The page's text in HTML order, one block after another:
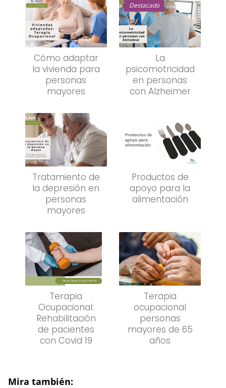
Cómo adaptar
la vivienda para
personas
mayores
Destacado
La
psicomotricidad
en personas
con Alzheimer
Tratamiento de
la depresión en
personas
mayores
Productos de
apoyo para la
alimentación
Terapia
Ocupacional:
Rehabilitación
de pacientes
con Covid 19
Terapia
ocupacional
personas
mayores de 65
años
Mira también: